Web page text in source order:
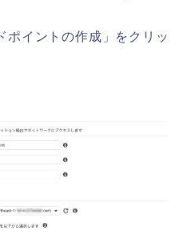
ポイントの作成」をクリッ